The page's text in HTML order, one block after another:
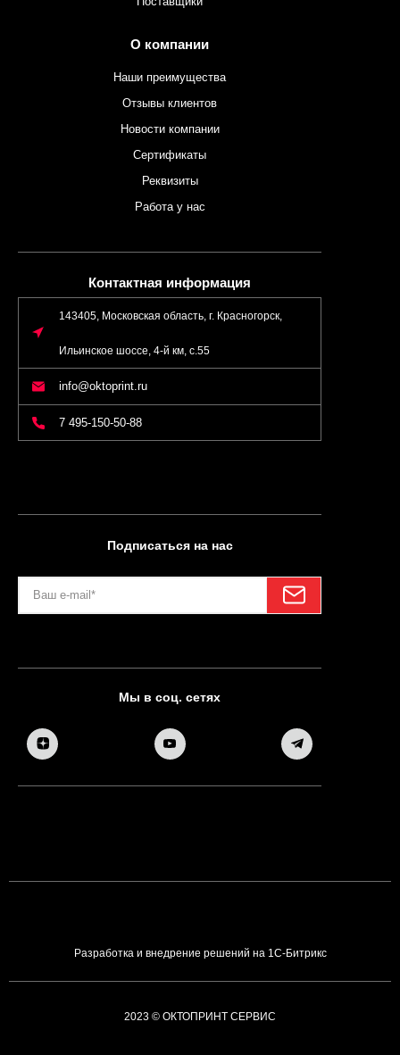
О компании
Наши преимущества
Отзывы клиентов
Новости компании
Сертификаты
Реквизиты
Работа у нас
Контактная информация
143405, Московская область, г. Красногорск,
Ильинское шоссе, 4-й км, с.55
info@oktoprint.ru
7 495-150-50-88
Подписаться на нас
Мы в соц. сетях
Разработка и внедрение решений на 1С-Битрикс
2023 © ОКТОПРИНТ СЕРВИС